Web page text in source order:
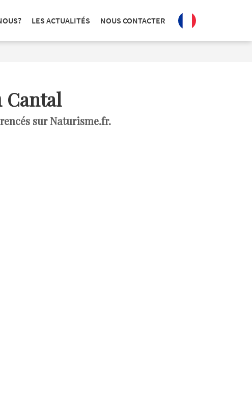
LES ACTUALITÉS NOUS CONTACTER
Cantal
sur Naturisme.fr.